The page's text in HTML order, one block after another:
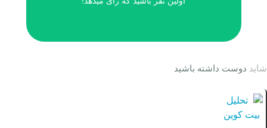
شاید دوست داشته باشید